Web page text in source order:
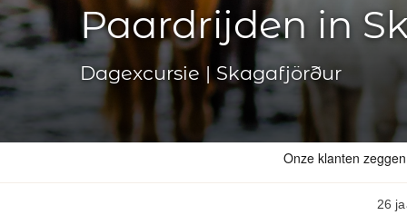
Paardrijden in
Dagexcursie | Skagafjörður
26